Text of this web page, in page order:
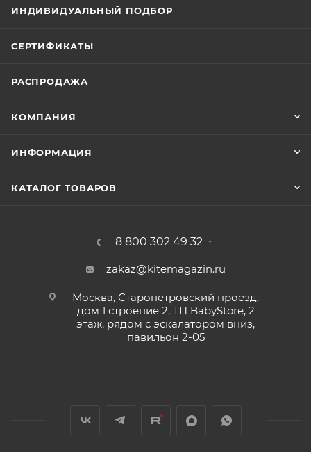
ИНДИВИДУАЛЬНЫЙ ПОДБОР
СЕРТИФИКАТЫ
РАСПРОДАЖА
КОМПАНИЯ
ИНФОРМАЦИЯ
КАТАЛОГ ТОВАРОВ
8 800 302 49 32
zakaz@kitemagazin.ru
Москва, Старопетровский проезд,
дом 1 строение 2, ТЦ BabyStore, 2
этаж, рядом с эскалатором вниз,
павильон 2-05